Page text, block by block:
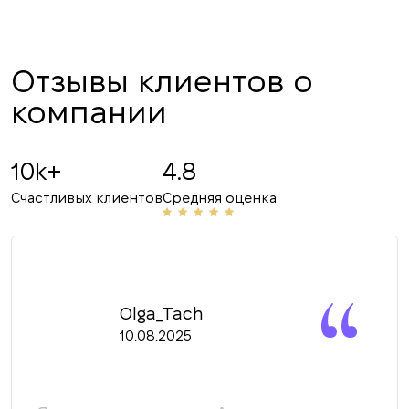
Отзывы клиентов о
компании
10k+
Счастливых клиентов
4.8
Средняя оценка
Olga_Tach
10.08.2025